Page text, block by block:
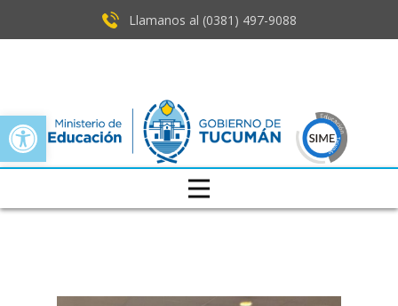
Open toolbar
Llamanos al (0381) ​497-9088